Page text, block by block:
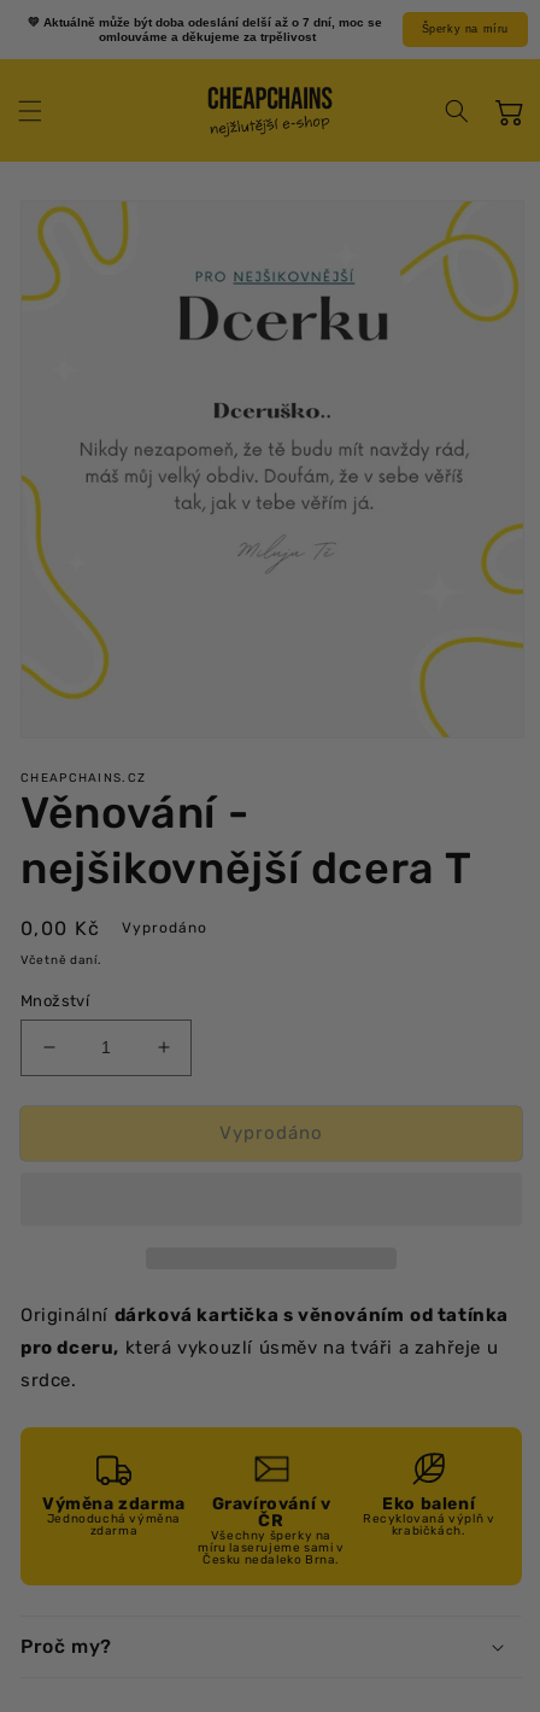
💛 Aktuálně může být doba odeslání delší až o 7 dní, moc se
omlouváme a děkujeme za trpělivost
Šperky na míru
Přejít k
Košík
informace o
produktu
1
v
modálním
CHEAPCHAINS.CZ
Věnování -
nejšikovnější dcera T
Běžná
cena
0,00 Kč Vyprodáno
Včetně daní.
Množství
množství
produktu
-
Zvýšit
množství
produktu
Věnování
-
Vyprodáno
Originální dárková kartička s věnováním od tatínka
pro dceru, která vykouzlí úsměv na tváři a zahřeje u
srdce.
Výměna zdarma
Jednoduchá výměna
zdarma
Gravírování v
ČR
Všechny šperky na
míru laserujeme sami v
Česku nedaleko Brna.
Eko balení
Recyklovaná výplň v
krabičkách.
Proč my?